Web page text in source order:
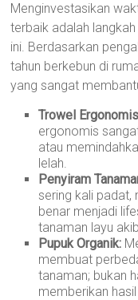
Menginvestasikan
terbaik adalah
ini. Berdasarkan
tahun berkebun di
yang sangat
Trowel
ergonomis
atau
lelah.
Penyiram
sering kali
benar menjadi
tanaman layu
Pupuk Organik:
membuat
tanaman; bukan
memberikan